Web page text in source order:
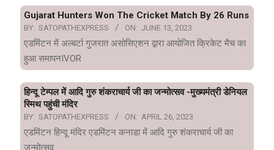
Gujarat Hunters Won The Cricket Match By 26 Runs
BY: SATOPATHEXPRESS ON: JUNE 13, 2023
एडमिंटन में अल्बर्टा गुजरात असोसिएशन द्वारा आयोजित क्रिकेट मैच का
हुआ समापनIVOR
हिन्दू टेम्पल में आदि गुरु शंकराचार्य जी का जन्मोत्सव -मुख्यमंत्री डेनियल
स्मिथ पहुंची मंदिर
BY: SATOPATHEXPRESS ON: APRIL 26, 2023
एडमिंटन हिन्दू मंदिर एडमिंटन कनाडा में आदि गुरु शंकराचार्य जी का
जन्मोत्सव